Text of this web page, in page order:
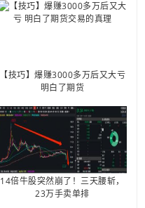
【技巧】爆赚3000多万后又大亏
明白了期货
14倍牛股突然崩了！三天腰斩，
23万手卖单排